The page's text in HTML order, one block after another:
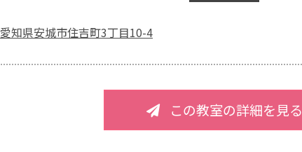
愛知県安城市住吉町3丁目10-4
この教室の詳細を見る